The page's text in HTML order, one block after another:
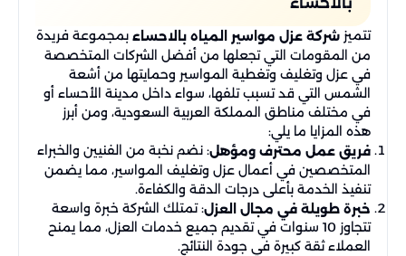
تتميز شركة عزل مواسير المياه بالاحساء بمجموعة فريدة
من المقومات التي تجعلها من أفضل الشركات المتخصصة
في عزل وتغليف وتغطية المواسير وحمايتها من أشعة
الشمس التي قد تسبب تلفها، سواء داخل مدينة الأحساء أو
في مختلف مناطق المملكة العربية السعودية، ومن أبرز
هذه المزايا ما يلي:
فريق عمل محترف ومؤهل: نضم نخبة من الفنيين والخبراء
المتخصصين في أعمال عزل وتغليف المواسير، مما يضمن
تنفيذ الخدمة بأعلى درجات الدقة والكفاءة.
خبرة طويلة في مجال العزل: تمتلك الشركة خبرة واسعة
تتجاوز 10 سنوات في تقديم جميع خدمات العزل، مما يمنح
العملاء ثقة كبيرة في جودة النتائج.